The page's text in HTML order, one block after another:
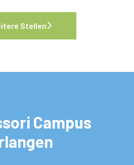
Stellen
Campus